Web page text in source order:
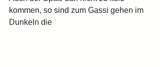
kommen, so sind zum Gassi gehen im
Dunkeln die